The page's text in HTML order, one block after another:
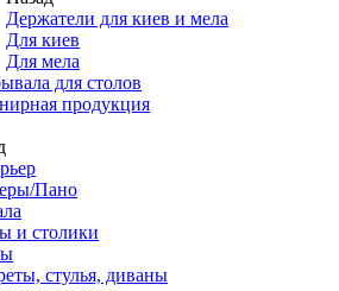
Держатели для киев и мела
Для киев
Для мела
для столов
продукция
Пано
и столики
стулья, диваны